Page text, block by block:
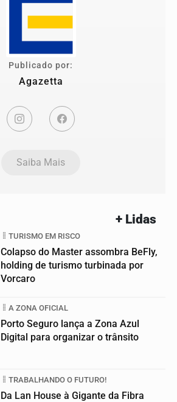
Publicado por:
Agazetta
Saiba Mais
+ Lidas
TURISMO EM RISCO
Colapso do Master assombra BeFly,
holding de turismo turbinada por
Vorcaro
A ZONA OFICIAL
Porto Seguro lança a Zona Azul
Digital para organizar o trânsito
TRABALHANDO O FUTURO!
Da Lan House à Gigante da Fibra